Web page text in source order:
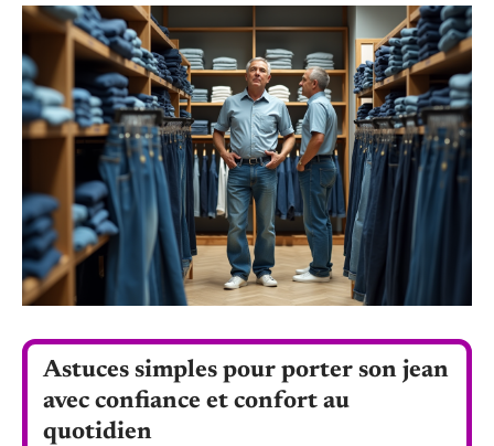
Astuces simples pour porter son jean
avec confiance et confort au
quotidien